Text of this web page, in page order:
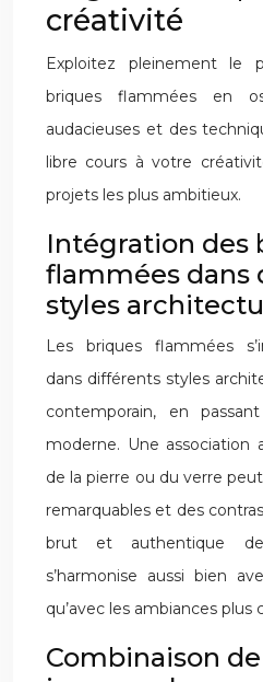
créativité
Exploitez pleinement le
briques flammées en
audacieuses et des
libre cours à votre
projets les plus ambitieux.
Intégration des
flammées dans
styles
Les briques flammées
dans différents styles
contemporain, en
moderne. Une association
de la pierre ou du verre
remarquables et des
brut et authentique
s’harmonise aussi bien
qu’avec les ambiances plus
Combinaison